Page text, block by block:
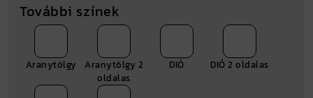
További színek
Aranytölgy
Aranytölgy 2
oldalas
DIÓ DIÓ 2 oldalas